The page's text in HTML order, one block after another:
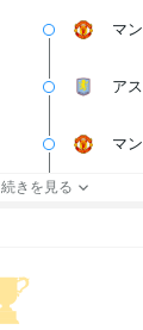
マ
ア
マ
続きを見る